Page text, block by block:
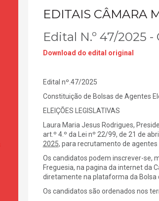
EDITAIS CÂMARA
Edital N.º 47/2025
Download do edital original
Edital nº.47/2025
Constituição de
ELEIÇÕES LEGISLATIVAS
Laura Maria Jesus Rodrigues,
art.º 4.º da Lei nº 22/99, de 21 de
2025, para recrutamento de agentes
Os candidatos podem inscrever-se,
Freguesia, na pagina da internet da
diretamente na plataforma da Bolsa
Os candidatos são ordenados nos